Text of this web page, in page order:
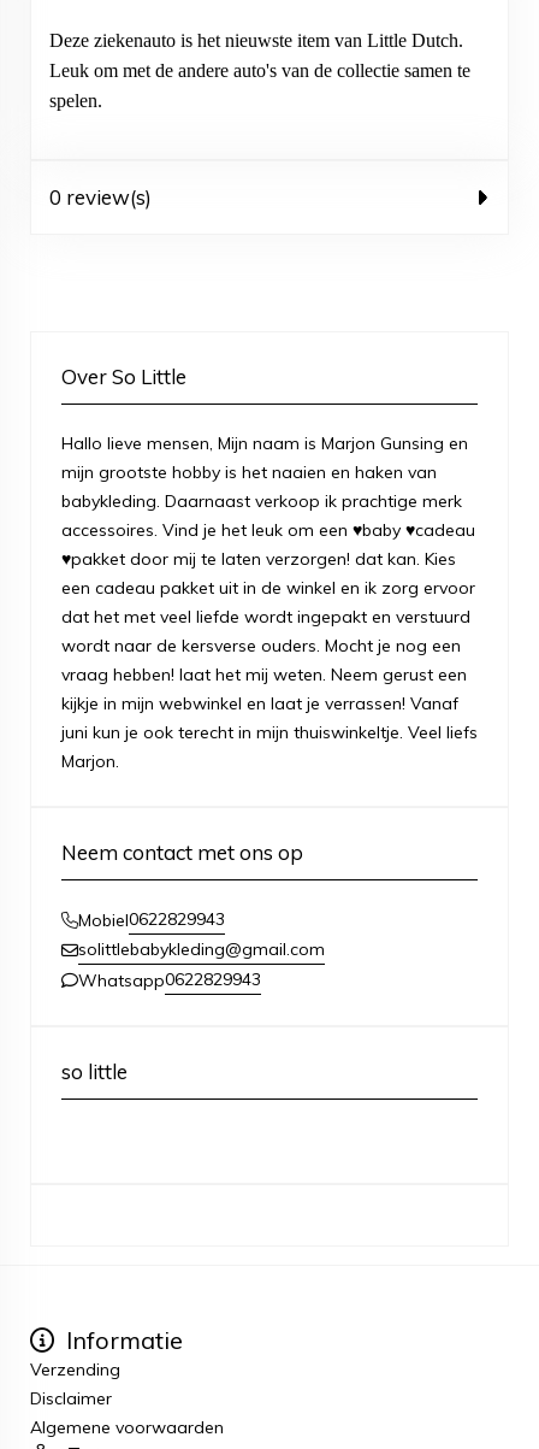
Deze ziekenauto is het nieuwste item van Little Dutch.
Leuk om met de andere auto's van de collectie samen te
spelen.
0 review(s)
Over So Little
Hallo lieve mensen, Mijn naam is Marjon Gunsing en
mijn grootste hobby is het naaien en haken van
babykleding. Daarnaast verkoop ik prachtige merk
accessoires. Vind je het leuk om een ♥baby ♥cadeau
♥pakket door mij te laten verzorgen! dat kan. Kies
een cadeau pakket uit in de winkel en ik zorg ervoor
dat het met veel liefde wordt ingepakt en verstuurd
wordt naar de kersverse ouders. Mocht je nog een
vraag hebben! laat het mij weten. Neem gerust een
kijkje in mijn webwinkel en laat je verrassen! Vanaf
juni kun je ook terecht in mijn thuiswinkeltje. Veel liefs
Marjon.
Neem contact met ons op
Mobiel0622829943
solittlebabykleding@gmail.com
Whatsapp0622829943
so little
Informatie
Verzending
Disclaimer
Algemene voorwaarden